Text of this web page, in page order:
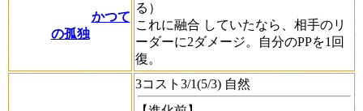
かつて
の孤独
る）
これに融合 していたなら、相手のリ
ーダーに2ダメージ。自分のPPを1回
復。
3コスト3/1(5/3) 自然